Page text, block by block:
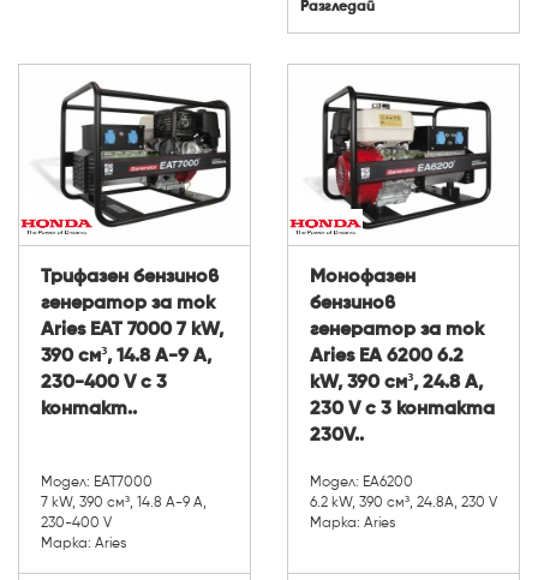
Разгледай
Трифазен бензинов
генератор за ток
Aries EAT 7000 7 kW,
390 см³, 14.8 А-9 A,
230-400 V с 3
контакт..
Модел: EAT7000
7 kW, 390 см³, 14.8 А-9 A,
230-400 V
Марка: Aries
Монофазен
бензинов
генератор за ток
Aries EA 6200 6.2
kW, 390 см³, 24.8 A,
230 V с 3 контакта
230V..
Модел: EA6200
6.2 kW, 390 см³, 24.8A, 230 V
Марка: Aries